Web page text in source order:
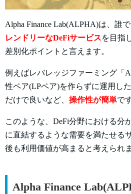
Alpha Finance Lab(ALPHA)は、誰
レンドリーなDeFiサービスを目指
差別化ポイントと言えます。
例えばレバレッジファーミング「
性ペア(LPペア)を作らずに運用し
だけで良いなど、 操作性が簡単で
このような、DeFi分野における分
に直結するような需要を満たせる
後も利用価値が高まると考えられま
Alpha Finance